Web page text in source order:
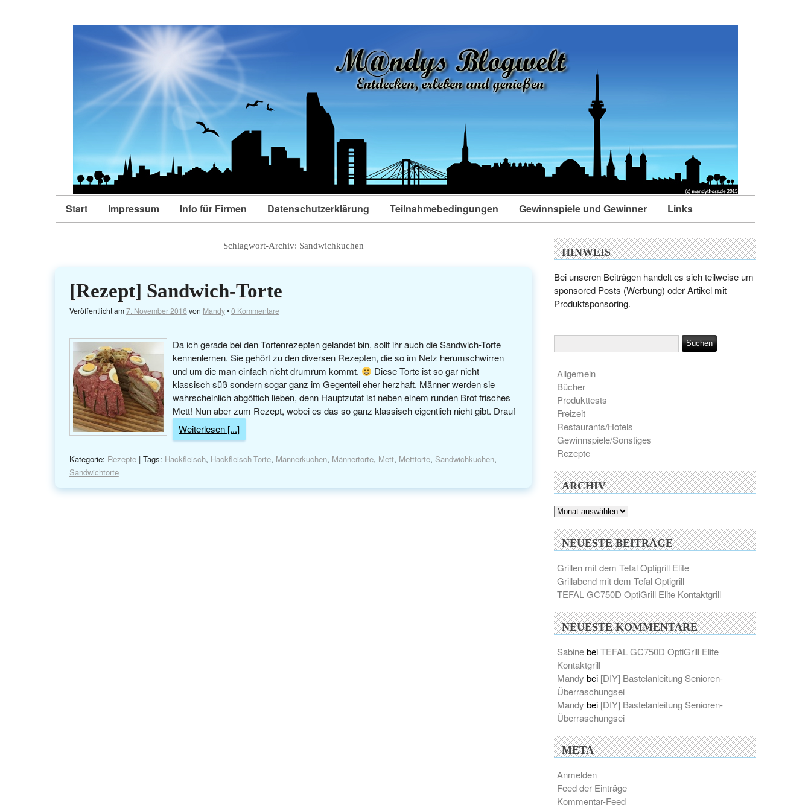
Start Impressum Info für Firmen Datenschutzerklärung Teilnahmebedingungen Gewinnspiele und Gewinner Links
Schlagwort-Archiv: Sandwichkuchen
[Rezept] Sandwich-Torte
Veröffentlicht am7. November 2016 von Mandy•0 Kommentare
Da ich gerade bei den Tortenrezepten gelandet bin, sollt ihr auch die Sandwich-Torte
kennenlernen. Sie gehört zu den diversen Rezepten, die so im Netz herumschwirren
und um die man einfach nicht drumrum kommt.
Diese Torte ist so gar nicht
klassisch süß sondern sogar ganz im Gegenteil eher herzhaft. Männer werden sie
wahrscheinlich abgöttich lieben, denn Hauptzutat ist neben einem runden Brot frisches
Mett! Nun aber zum Rezept, wobei es das so ganz klassisch eigentlich nicht gibt. Drauf
Weiterlesen [...]
Kategorie: Rezepte| Tags: Hackfleisch, Hackfleisch-Torte, Männerkuchen, Männertorte, Mett, Metttorte, Sandwichkuchen,
Sandwichtorte
HINWEIS
Bei unseren Beiträgen handelt es sich teilweise um
sponsored Posts (Werbung) oder Artikel mit
Produktsponsoring.
Allgemein
Bücher
Produkttests
Freizeit
Restaurants/Hotels
Gewinnspiele/Sonstiges
Rezepte
ARCHIV
Archiv
NEUESTE BEITRÄGE
Grillen mit dem Tefal Optigrill Elite
Grillabend mit dem Tefal Optigrill
TEFAL GC750D OptiGrill Elite Kontaktgrill
NEUESTE KOMMENTARE
SabinebeiTEFAL GC750D OptiGrill Elite
Kontaktgrill
Mandy bei [DIY] Bastelanleitung Senioren-
Überraschungsei
Mandy bei [DIY] Bastelanleitung Senioren-
Überraschungsei
META
Anmelden
Feed der Einträge
Kommentar-Feed